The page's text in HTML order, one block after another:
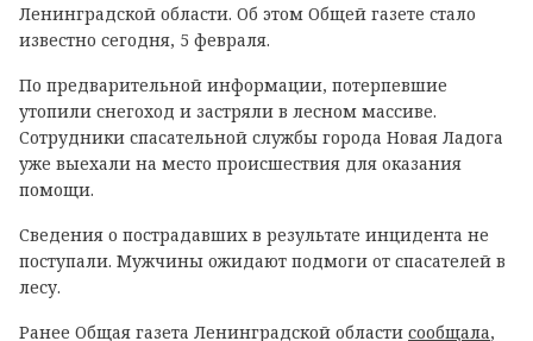
Ленинградской области. Об этом Общей газете стало
известно сегодня, 5 февраля.
По предварительной информации, потерпевшие
утопили снегоход и застряли в лесном массиве.
Сотрудники спасательной службы города Новая Ладога
уже выехали на место происшествия для оказания
помощи.
Сведения о пострадавших в результате инцидента не
поступали. Мужчины ожидают подмоги от спасателей в
лесу.
Ранее Общая газета Ленинградской области сообщала,